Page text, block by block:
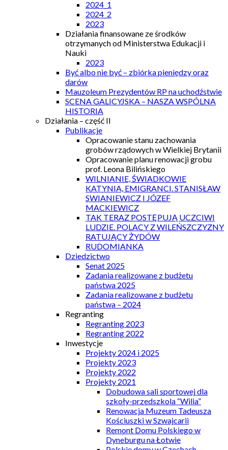
2024_1
2024_2
2023
Działania finansowane ze środków
otrzymanych od Ministerstwa Edukacji i
Nauki
2023
Być albo nie być – zbiórka pieniędzy oraz
darów
Mauzoleum Prezydentów RP na uchodźstwie
SCENA GALICYJSKA – NASZA WSPÓLNA
HISTORIA
Działania – część II
Publikacje
Opracowanie stanu zachowania
grobów rządowych w Wielkiej Brytanii
Opracowanie planu renowacji grobu
prof. Leona Bilińskiego
WILNIANIE, ŚWIADKOWIE
KATYNIA, EMIGRANCI. STANISŁAW
SWIANIEWICZ I JÓZEF
MACKIEWICZ
TAK TERAZ POSTĘPUJĄ UCZCIWI
LUDZIE. POLACY Z WILEŃSZCZYZNY
RATUJĄCY ŻYDÓW
RUDOMIANKA
Dziedzictwo
Senat 2025
Zadania realizowane z budżetu
państwa 2025
Zadania realizowane z budżetu
państwa – 2024
Regranting
Regranting 2023
Regranting 2022
Inwestycje
Projekty 2024 i 2025
Projekty 2023
Projekty 2022
Projekty 2021
Dobudowa sali sportowej dla
szkoły-przedszkola “Wilia”
Renowacja Muzeum Tadeusza
Kościuszki w Szwajcarii
Remont Domu Polskiego w
Dyneburgu na Łotwie